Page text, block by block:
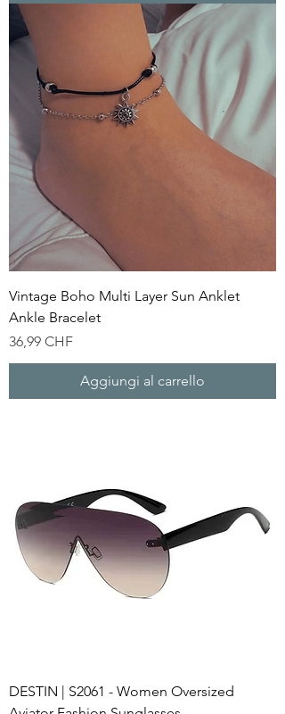
Vintage Boho Multi Layer Sun Anklet
Ankle Bracelet
Prezzo
36,99 CHF
Aggiungi al carrello
DESTIN | S2061 - Women Oversized